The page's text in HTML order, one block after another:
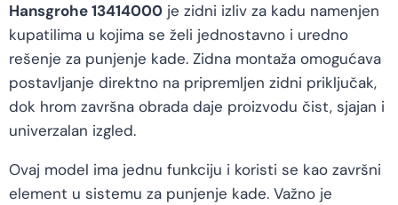
Hansgrohe 13414000 je zidni izliv za kadu namenjen
kupatilima u kojima se želi jednostavno i uredno
rešenje za punjenje kade. Zidna montaža omogućava
postavljanje direktno na pripremljen zidni priključak,
dok hrom završna obrada daje proizvodu čist, sjajan i
univerzalan izgled.
Ovaj model ima jednu funkciju i koristi se kao završni
element u sistemu za punjenje kade. Važno je